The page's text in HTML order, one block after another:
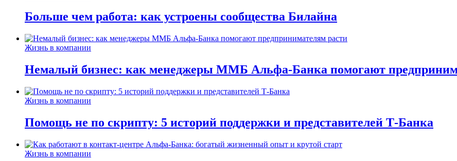
Больше чем работа: как устроены сообщества Билайна
Жизнь в компании
Немалый бизнес: как менеджеры ММБ Альфа-Банка помогают
Жизнь в компании
Помощь не по скрипту: 5 историй поддержки и представителей Т-Банка
Жизнь в компании